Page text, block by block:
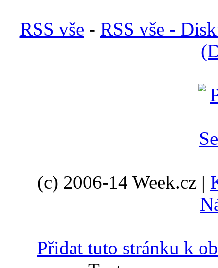
RSS vše - RSS vše -
(c) 2006-14 Week.cz |
Přidat tuto stránku k